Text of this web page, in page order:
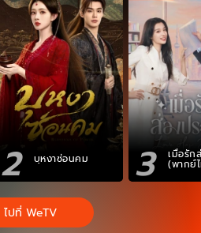
2 บุหงาซ่อนคม 3 เมื่อรัก
(พากย์
ไปที่ WeTV